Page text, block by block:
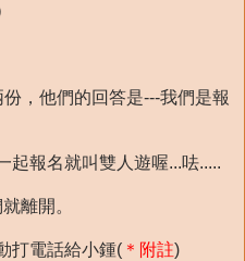
，他們的回答是---我們是報
起報名就叫雙人遊喔...呿.....
離開。
打電話給小鍾( ＊附註)